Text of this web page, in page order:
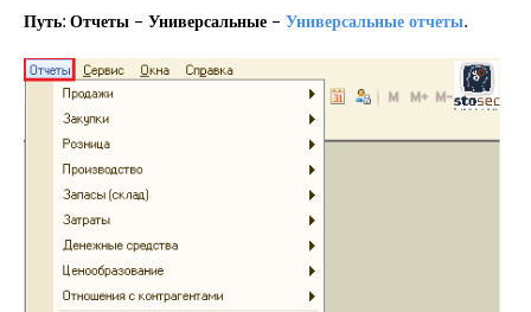
Путь: Отчеты – Универсальные – Универсальные отчеты.